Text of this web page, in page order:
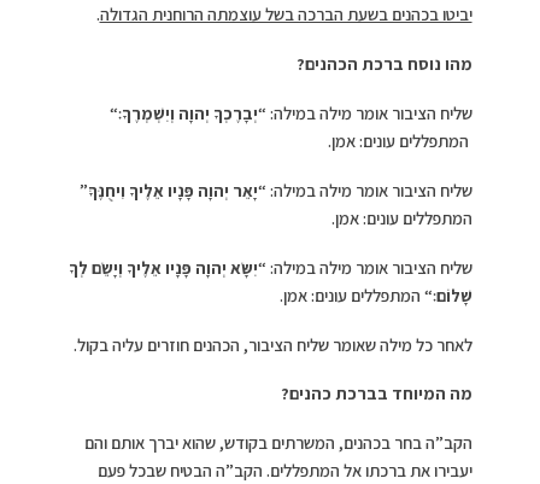
יביטו בכהנים בשעת הברכה בשל עוצמתה הרוחנית הגדולה.
מהו נוסח ברכת הכהנים?
שליח הציבור אומר מילה במילה: “יְבָרֶכְךָ יְהוָה וְיִשְׁמְרֶךָ׃“
המתפללים עונים: אמן.
שליח הציבור אומר מילה במילה: “יָאֵר יְהוָה פָּנָיו אֵלֶיךָ וִיחֻנֶּךָּ”
המתפללים עונים: אמן.
שליח הציבור אומר מילה במילה: “יִשָּׂא יְהוָה פָּנָיו אֵלֶיךָ וְיָשֵׂם לְךָ
שָׁלוֹם׃“ המתפללים עונים: אמן.
לאחר כל מילה שאומר שליח הציבור, הכהנים חוזרים עליה בקול.
מה המיוחד בברכת כהנים?
הקב”ה בחר בכהנים, המשרתים בקודש, שהוא יברך אותם והם
יעבירו את ברכתו אל המתפללים. הקב”ה הבטיח שבכל פעם